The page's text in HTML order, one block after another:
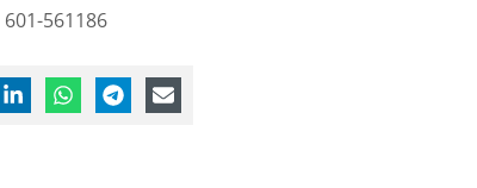
601-561186